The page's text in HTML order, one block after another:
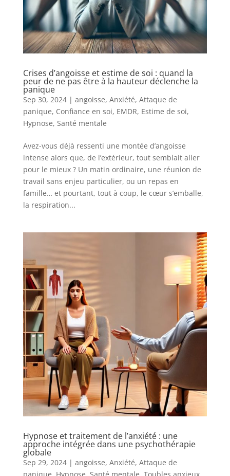
Crises d’angoisse et estime de soi : quand la
peur de ne pas être à la hauteur déclenche la
panique
Sep 30, 2024| angoisse, Anxiété, Attaque de
panique, Confiance en soi, EMDR, Estime de soi,
Hypnose, Santé mentale
Avez-vous déjà ressenti une montée d’angoisse
intense alors que, de l’extérieur, tout semblait aller
pour le mieux ? Un matin ordinaire, une réunion de
travail sans enjeu particulier, ou un repas en
famille… et pourtant, tout à coup, le cœur s’emballe,
la respiration...
Hypnose et traitement de l’anxiété : une
approche intégrée dans une psychothérapie
globale
Sep 29, 2024| angoisse, Anxiété, Attaque de